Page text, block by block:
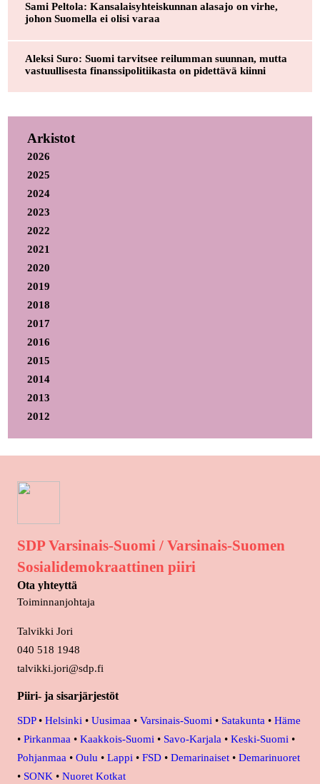
Sami Peltola: Kansalaisyhteiskunnan alasajo on virhe,
johon Suomella ei olisi varaa
Aleksi Suro: Suomi tarvitsee reilumman suunnan, mutta
vastuullisesta finanssipolitiikasta on pidettävä kiinni
Arkistot
2026
2025
2024
2023
2022
2021
2020
2019
2018
2017
2016
2015
2014
2013
2012
SDP Varsinais-Suomi / Varsinais-Suomen
Sosialidemokraattinen piiri
Ota yhteyttä
Toiminnanjohtaja
Talvikki Jori
040 518 1948
talvikki.jori@sdp.fi
Piiri- ja sisarjärjestöt
SDP• Helsinki • Uusimaa • Varsinais-Suomi • Satakunta • Häme
• Pirkanmaa • Kaakkois-Suomi • Savo-Karjala • Keski-Suomi •
Pohjanmaa • Oulu • Lappi • FSD • Demarinaiset • Demarinuoret
• SONK • Nuoret Kotkat